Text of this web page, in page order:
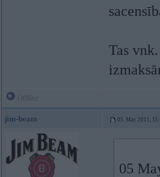
Tas
jim-beam 05. May 2011,
05